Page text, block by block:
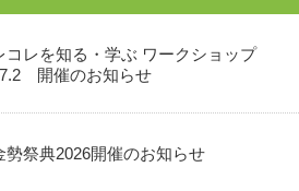
コレを知る・学ぶ ワークショップ
開催のお知らせ
勢祭典2026開催のお知らせ